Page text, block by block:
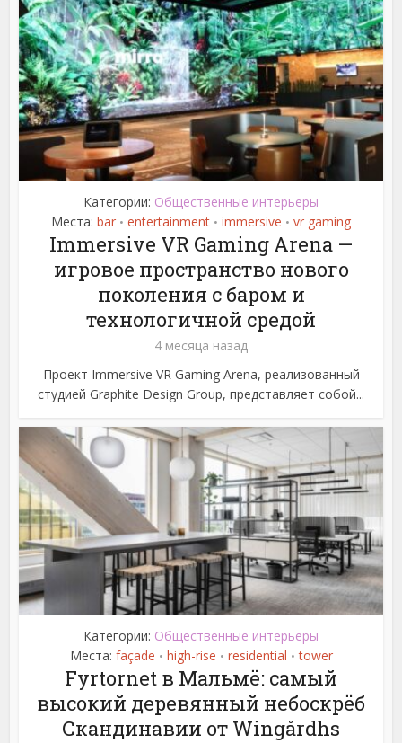
Категории: Общественные интерьеры
Места: bar • entertainment • immersive • vr gaming
Immersive VR Gaming Arena —
игровое пространство нового
поколения с баром и
технологичной средой
4 месяца назад
Проект Immersive VR Gaming Arena, реализованный
студией Graphite Design Group, представляет собой...
Категории: Общественные интерьеры
Места: façade • high-rise • residential • tower
Fyrtornet в Мальмё: самый
высокий деревянный небоскрёб
Скандинавии от Wingårdhs